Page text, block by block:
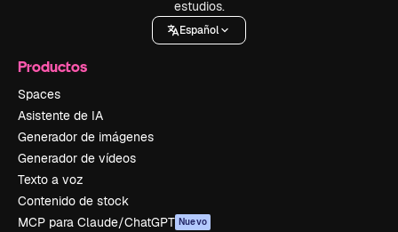
estudios.
Español
Productos
Spaces
Asistente de IA
Generador de imágenes
Generador de vídeos
Texto a voz
Contenido de stock
MCP para Claude/ChatGPT Nuevo